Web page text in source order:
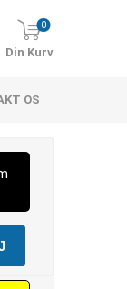
0
Din Kurv
OS